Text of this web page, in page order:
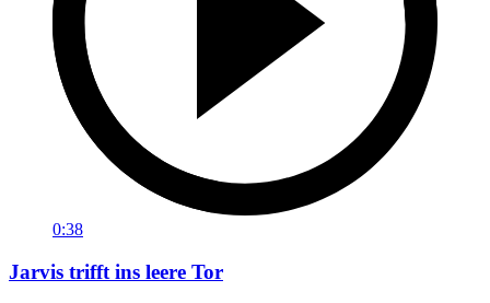
0:38
Jarvis trifft ins leere Tor